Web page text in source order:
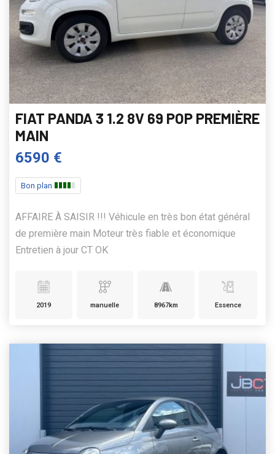
FIAT PANDA 3 1.2 8V 69 POP PREMIÈRE
MAIN
6590 €
Bon plan
AFFAIRE À SAISIR !!! Véhicule en très bon état général
de première main Moteur très fiable et économique
Entretien à jour CT OK
2019 manuelle 8967km Essence